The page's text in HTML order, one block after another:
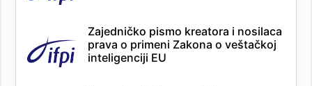
Zajedničko pismo kreatora i nosilaca
prava o primeni Zakona o veštačkoj
inteligenciji EU